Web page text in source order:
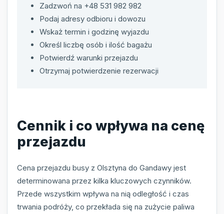
Zadzwoń na +48 531 982 982
Podaj adresy odbioru i dowozu
Wskaż termin i godzinę wyjazdu
Określ liczbę osób i ilość bagażu
Potwierdź warunki przejazdu
Otrzymaj potwierdzenie rezerwacji
Cennik i co wpływa na cenę
przejazdu
Cena przejazdu busy z Olsztyna do Gandawy jest
determinowana przez kilka kluczowych czynników.
Przede wszystkim wpływa na nią odległość i czas
trwania podróży, co przekłada się na zużycie paliwa